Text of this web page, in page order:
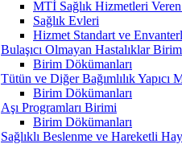
MTİ Sağlık Hizmetleri
Sağlık Evleri
Hizmet Standart ve
Bulaşıcı Olmayan Hastalıklar
Birim Dökümanları
Tütün ve Diğer Bağımlılık
Birim Dökümanları
Aşı Programları Birimi
Birim Dökümanları
Sağlıklı Beslenme ve Hareketli